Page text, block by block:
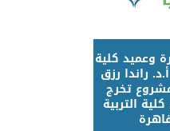
وعميد كلية
راندا رزق
تخرج
التربية